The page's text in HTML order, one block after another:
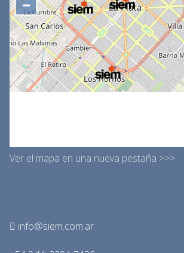
Ver el mapa en una nueva pestaña >>>
info@siem.com.ar